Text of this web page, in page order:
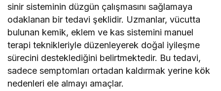
sinir sisteminin düzgün çalışmasını sağlamaya
odaklanan bir tedavi şeklidir. Uzmanlar, vücutta
bulunan kemik, eklem ve kas sistemini manuel
terapi teknikleriyle düzenleyerek doğal iyileşme
sürecini desteklediğini belirtmektedir. Bu tedavi,
sadece semptomları ortadan kaldırmak yerine kök
nedenleri ele almayı amaçlar.